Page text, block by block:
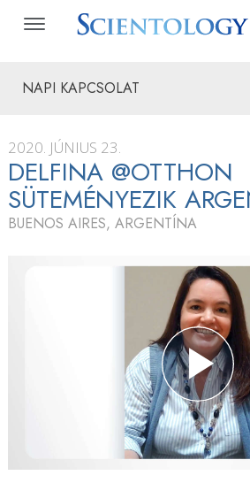
NAPI KAPCSOLAT
2020. JÚNIUS 23.
DELFINA @OTTHON
SÜTEMÉNYEZIK
BUENOS AIRES, ARGENTÍNA